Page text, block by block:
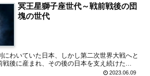
冥王星獅子座世代～戦前戦後の団
塊の世代
わいていた日本、しかし第二次世界大戦へと
後に産まれ、その後の日本を支え続けた...
2023.06.09